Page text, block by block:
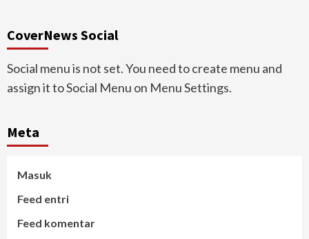
CoverNews Social
Social menu is not set. You need to create menu and
assign it to Social Menu on Menu Settings.
Meta
Masuk
Feed entri
Feed komentar